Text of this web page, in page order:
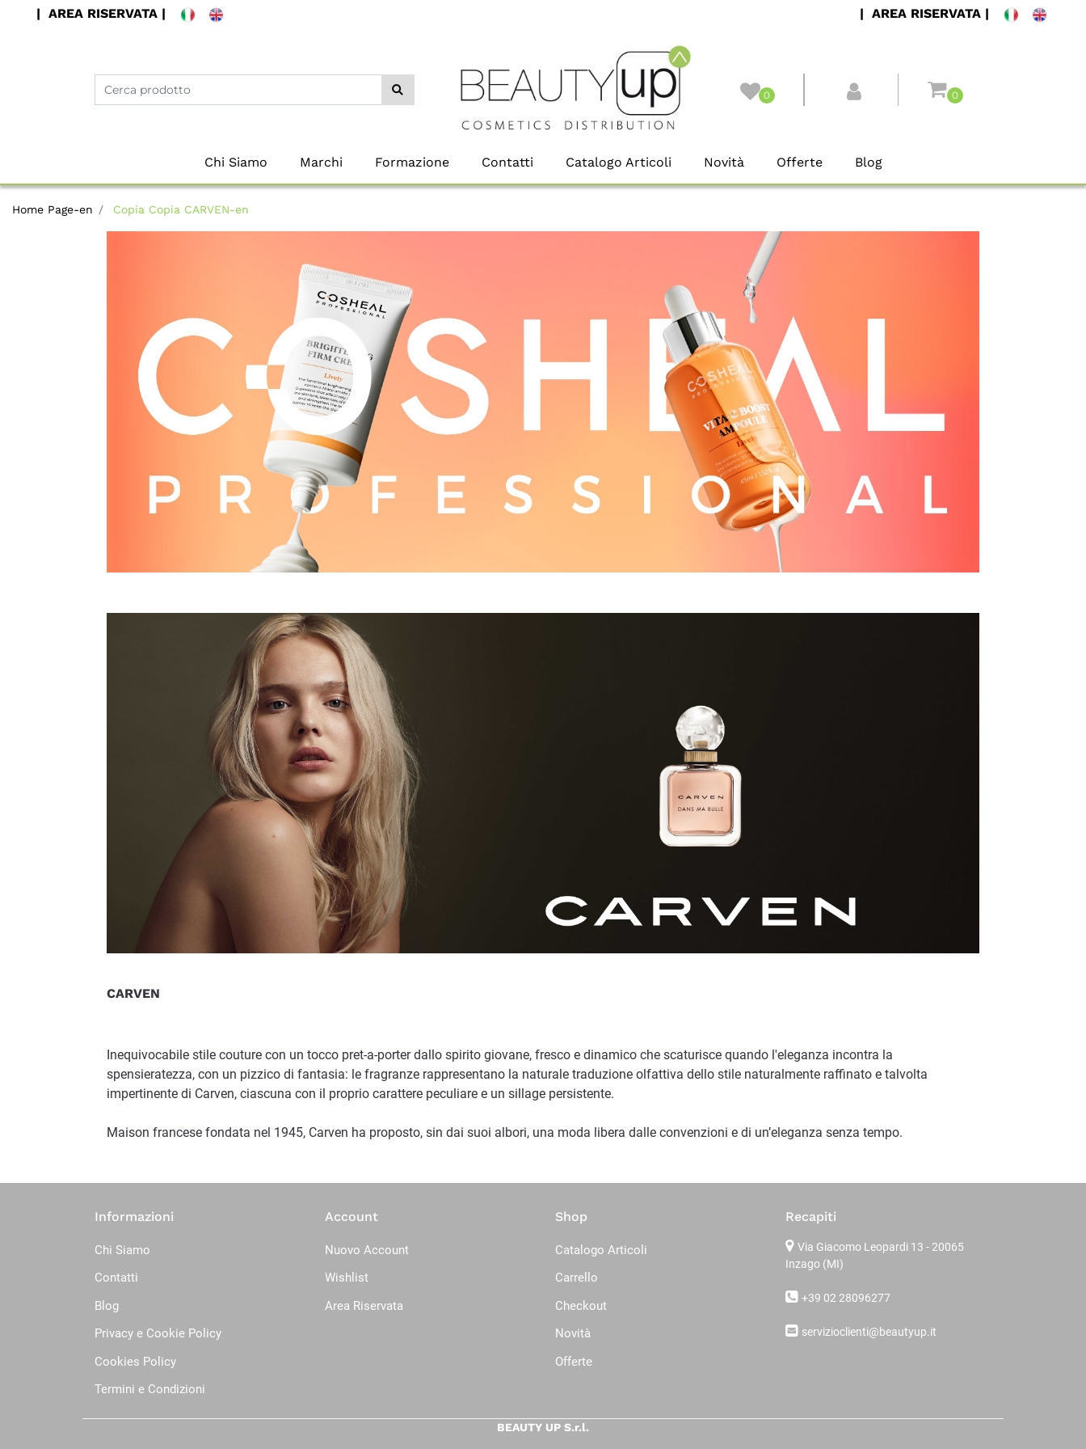
| AREA RISERVATA | | AREA RISERVATA |
0 0
Chi Siamo Marchi Formazione Contatti Catalogo Articoli Novità Offerte Blog
Home Page-en Copia Copia CARVEN-en
CARVEN
Inequivocabile stile couture con un tocco pret-a-porter dallo spirito giovane, fresco e dinamico che scaturisce quando l'eleganza incontra la
spensieratezza, con un pizzico di fantasia: le fragranze rappresentano la naturale traduzione olfattiva dello stile naturalmente raffinato e talvolta
impertinente di Carven, ciascuna con il proprio carattere peculiare e un sillage persistente.
Maison francese fondata nel 1945, Carven ha proposto, sin dai suoi albori, una moda libera dalle convenzioni e di un’eleganza senza tempo.
Informazioni
Chi Siamo
Contatti
Blog
Privacy e Cookie Policy
Cookies Policy
Termini e Condizioni
Account
Nuovo Account
Wishlist
Area Riservata
Shop
Catalogo Articoli
Carrello
Checkout
Novità
Offerte
Recapiti
Via Giacomo Leopardi 13 - 20065
Inzago (MI)
+39 02 28096277
servizioclienti@beautyup.it
BEAUTY UP S.r.l.